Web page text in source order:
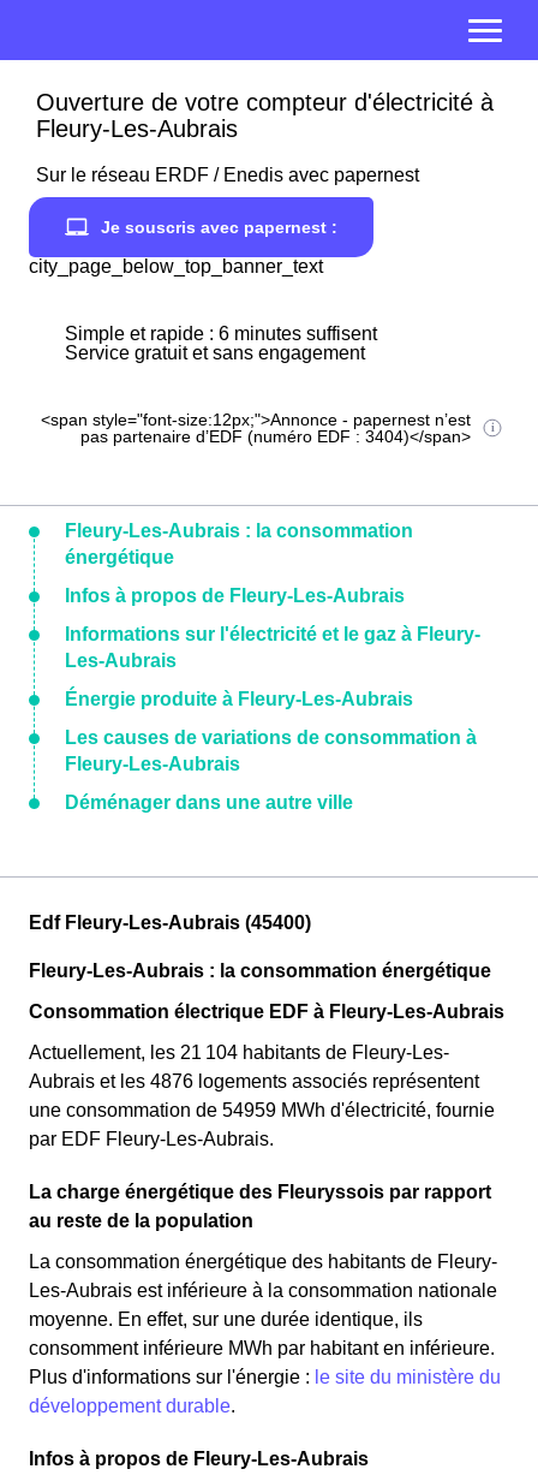
Ouverture de votre compteur d'électricité à
Fleury-Les-Aubrais
Sur le réseau ERDF / Enedis avec papernest
Je souscris avec papernest :
city_page_below_top_banner_text
Simple et rapide : 6 minutes suffisent
Service gratuit et sans engagement
<span style="font-size:12px;">Annonce - papernest n’est
pas partenaire d’EDF (numéro EDF : 3404)</span>
Fleury-Les-Aubrais : la consommation
énergétique
Infos à propos de Fleury-Les-Aubrais
Informations sur l'électricité et le gaz à Fleury-
Les-Aubrais
Énergie produite à Fleury-Les-Aubrais
Les causes de variations de consommation à
Fleury-Les-Aubrais
Déménager dans une autre ville
Edf Fleury-Les-Aubrais (45400)
Fleury-Les-Aubrais : la consommation énergétique
Consommation électrique EDF à Fleury-Les-Aubrais
Actuellement, les 21 104 habitants de Fleury-Les-
Aubrais et les 4876 logements associés représentent
une consommation de 54959 MWh d'électricité, fournie
par EDF Fleury-Les-Aubrais.
La charge énergétique des Fleuryssois par rapport
au reste de la population
La consommation énergétique des habitants de Fleury-
Les-Aubrais est inférieure à la consommation nationale
moyenne. En effet, sur une durée identique, ils
consomment inférieure MWh par habitant en inférieure.
Plus d'informations sur l'énergie : le site du ministère du
développement durable.
Infos à propos de Fleury-Les-Aubrais